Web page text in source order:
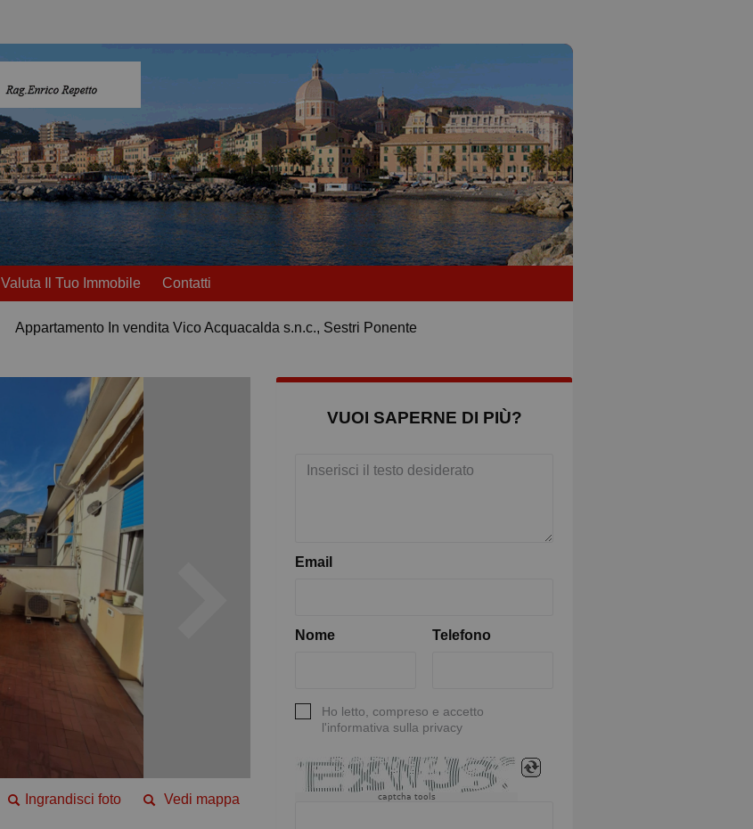
Valuta Il Tuo Immobile Contatti
Appartamento In vendita Vico Acquacalda s.n.c., Sestri Ponente
Vedi mappa
Ingrandisci foto
VUOI SAPERNE DI PIÙ?
Email
Nome Telefono
Ho letto, compreso e accetto
l'informativa sulla privacy
captcha tools